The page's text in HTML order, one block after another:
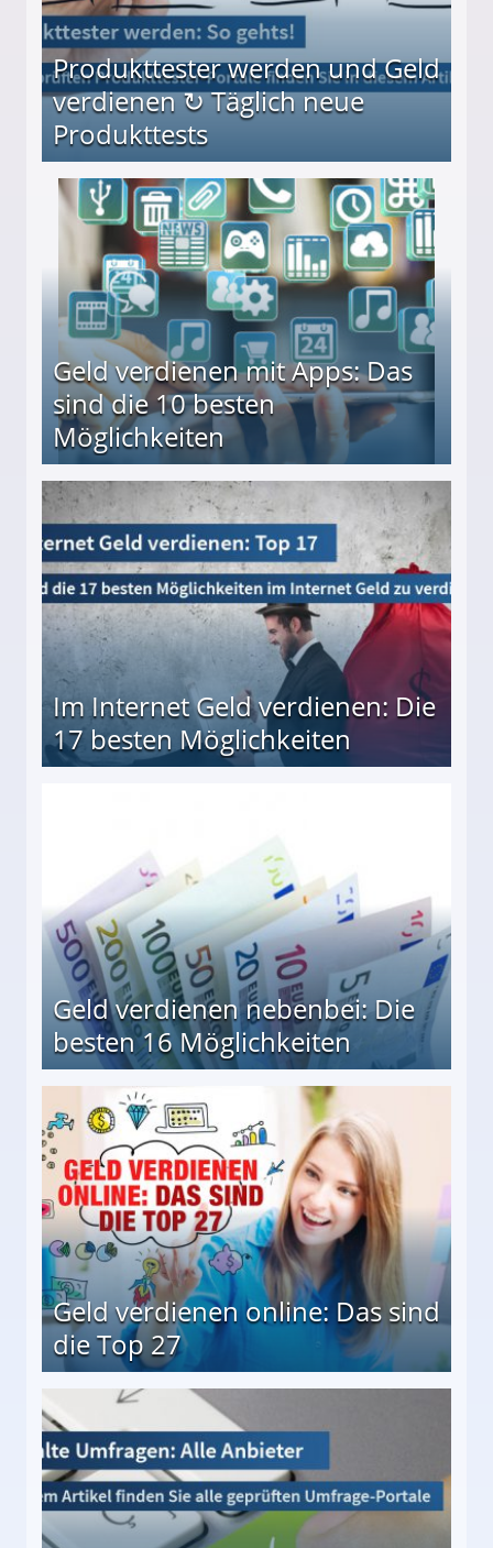
Produkttester werden und Geld
verdienen ↻ Täglich neue
Produkttests
↻ Täglich neue Produkttests
Geld verdienen mit Apps: Das
sind die 10 besten
Möglichkeiten
besten Möglichkeiten
Im Internet Geld verdienen: Die
17 besten Möglichkeiten
Geld verdienen nebenbei: Die
besten 16 Möglichkeiten
Geld verdienen online: Das sind
die Top 27